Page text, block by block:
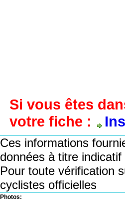
Si vous êtes
votre fiche :
Ces informations
données à titre
Pour toute vérification
cyclistes officielles
Photos: